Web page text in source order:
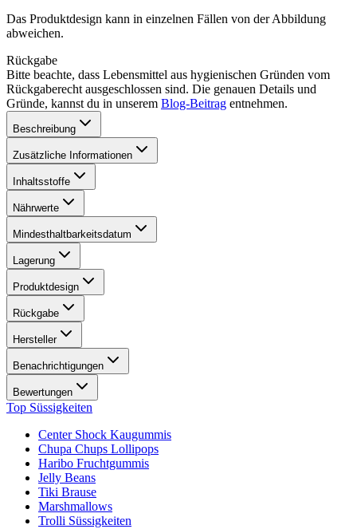
Das Produktdesign kann in einzelnen Fällen von der Abbildung
abweichen.
Rückgabe
Bitte beachte, dass Lebensmittel aus hygienischen Gründen vom
Rückgaberecht ausgeschlossen sind. Die genauen Details und
Gründe, kannst du in unserem Blog-Beitrag entnehmen.
Beschreibung
Zusätzliche Informationen
Inhaltsstoffe
Nährwerte
Mindesthaltbarkeitsdatum
Lagerung
Produktdesign
Rückgabe
Hersteller
Benachrichtigungen
Bewertungen
Top Süssigkeiten
Center Shock Kaugummis
Chupa Chups Lollipops
Haribo Fruchtgummis
Jelly Beans
Tiki Brause
Marshmallows
Trolli Süssigkeiten